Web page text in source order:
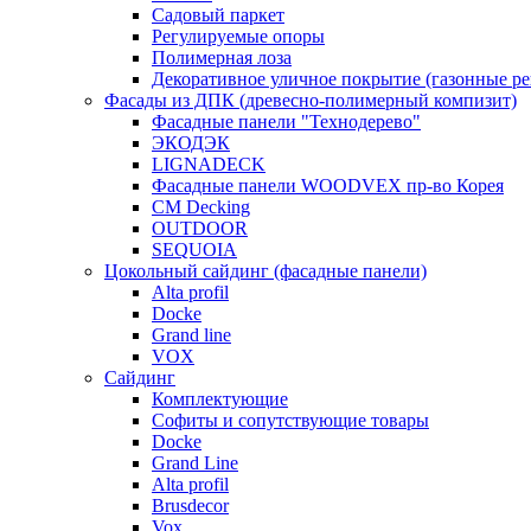
Садовый паркет
Регулируемые опоры
Полимерная лоза
Декоративное уличное покрытие (газонные
Фасады из ДПК (древесно-полимерный компизит)
Фасадные панели "Технодерево"
ЭКОДЭК
LIGNADECK
Фасадные панели WOODVEX пр-во Корея
CM Decking
OUTDOOR
SEQUOIA
Цокольный сайдинг (фасадные панели)
Alta profil
Docke
Grand line
VOX
Сайдинг
Комплектующие
Софиты и сопутствующие товары
Docke
Grand Line
Alta profil
Brusdecor
Vox